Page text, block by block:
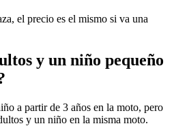
el precio es el mismo si va una
y un niño pequeño
a partir de 3 años en la moto, pero
y un niño en la misma moto.